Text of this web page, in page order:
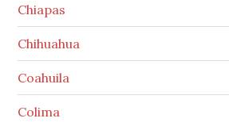
Chiapas
Chihuahua
Coahuila
Colima